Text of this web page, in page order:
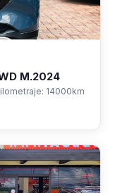
M.2024
14000km